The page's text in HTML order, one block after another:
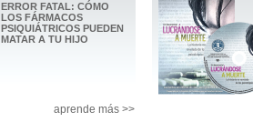
ERROR FATAL: CÓMO
LOS FÁRMACOS
PSIQUIÁTRICOS PUEDEN
MATAR A TU HIJO
aprende más >>